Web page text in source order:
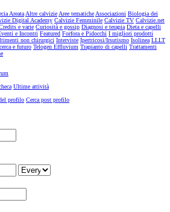
AreataAltre calvizieAree tematicheAssociazioni Biologia dei
Digital Academy Calvizie Femminile Calvizie TV Calvizie.net
e varie Curiosità e gossip Diagnosi e terapia Dieta e capelli
e Incontri Featured Forfora e Pidocchi I migliori prodotti
non chirurgici Interviste Ipertricosi/Irsutismo Isolinea LLLT
e futuro Telogen Effluvium Trapianto di capelli Trattamenti
Ultime attività
profilo Cerca post profilo